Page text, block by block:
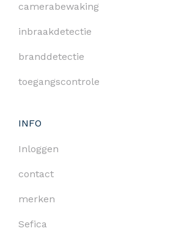
camerabewaking
inbraakdetectie
branddetectie
toegangscontrole
INFO
Inloggen
contact
merken
Sefica